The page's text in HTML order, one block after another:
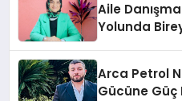
Aile
Yolunda
Arca Petrol
Gücüne Güç